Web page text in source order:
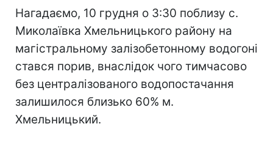
Нагадаємо, 10 грудня о 3:30 поблизу с.
Миколаївка Хмельницького району на
магістральному залізобетонному водогоні
стався порив, внаслідок чого тимчасово
без централізованого водопостачання
залишилося близько 60% м.
Хмельницький.